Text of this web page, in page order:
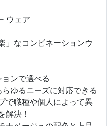
ウェア
」なコンビネーションウ
ンで選べる
らゆるニーズに対応できる
で職種や個人によって異
解決！